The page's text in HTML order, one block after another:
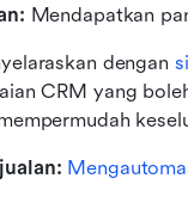
Mendapatkan
dengan
CRM yang